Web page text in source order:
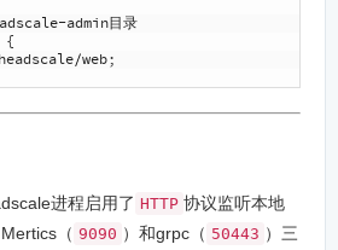
admin目录
{
headscale/web;
进程启用了 HTTP 协议监听本地
（ 9090 ）和grpc（ 50443 ）三